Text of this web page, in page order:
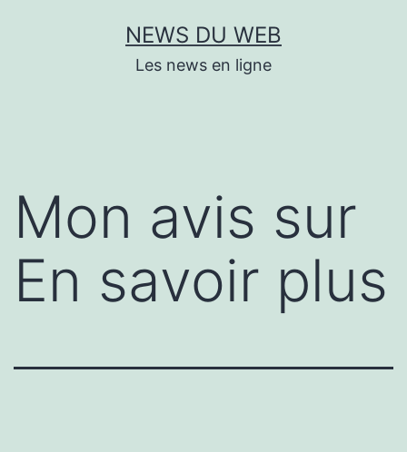
NEWS DU WEB
Les news en ligne
Mon avis sur
En savoir plus